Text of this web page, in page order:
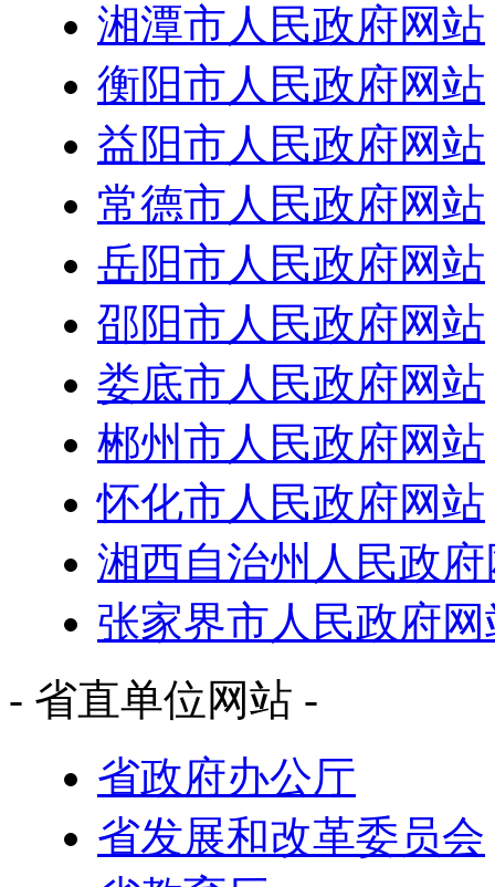
湘潭市人民政府网站
衡阳市人民政府网站
益阳市人民政府网站
常德市人民政府网站
岳阳市人民政府网站
邵阳市人民政府网站
娄底市人民政府网站
郴州市人民政府网站
怀化市人民政府网站
湘西自治州人民政
张家界市人民政府网
- 省直单位网站 -
省政府办公厅
省发展和改革委员会